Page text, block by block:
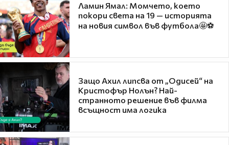
Ламин Ямал: Момчето, което
покори света на 19 — историята
на новия символ във футбола🤩⚽
Защо Ахил липсва от „Одисей“ на
Кристофър Нолън? Най-
странното решение във филма
всъщност има логика